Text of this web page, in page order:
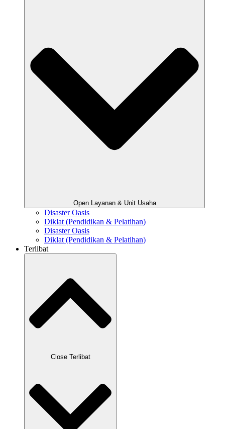
Open Layanan & Unit Usaha
Disaster Oasis
Diklat (Pendidikan & Pelatihan)
Disaster Oasis
Diklat (Pendidikan & Pelatihan)
Terlibat
Close Terlibat